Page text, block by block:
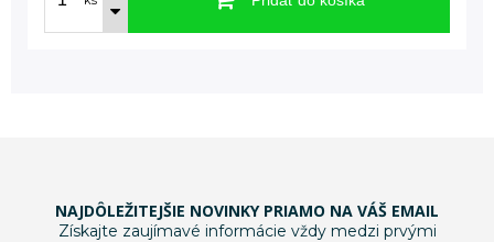
NAJDÔLEŽITEJŠIE NOVINKY PRIAMO NA VÁŠ EMAIL
Získajte zaujímavé informácie vždy medzi prvými